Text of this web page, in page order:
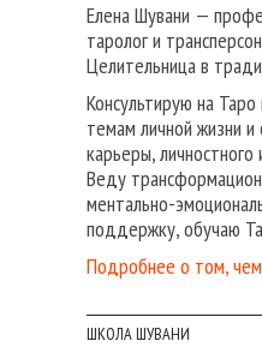
Елена Шувани —
таролог и
Целительница в
Консультирую на
темам личной жизни
карьеры, личностного
Веду
ментально-
поддержку, обучаю
Подробнее о том,
ШКОЛА ШУВАНИ